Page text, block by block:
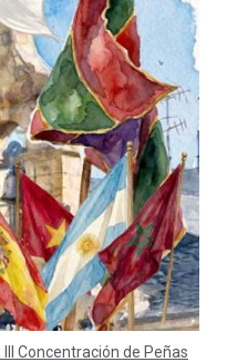
Concentración de Peñas